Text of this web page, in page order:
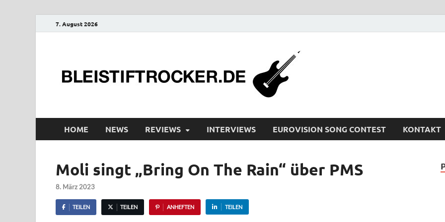
7. August 2026
HOME NEWS REVIEWS INTERVIEWS EUROVISION SONG CONTEST KONTAKT
Moli singt „Bring On The Rain“ über PMS
8. März 2023
TEILEN TEILEN ANHEFTEN TEILEN